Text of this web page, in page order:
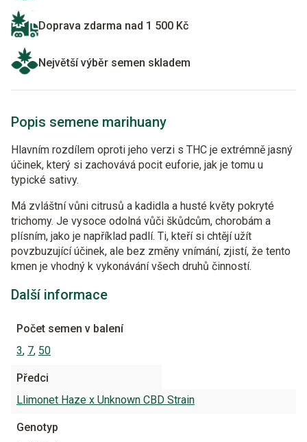
Doprava zdarma nad 1 500 Kč
Největší výběr semen skladem
Popis semene marihuany
Hlavním rozdílem oproti jeho verzi s THC je extrémně jasný
účinek, který si zachovává pocit euforie, jak je tomu u
typické sativy.
Má zvláštní vůni citrusů a kadidla a husté květy pokryté
trichomy. Je vysoce odolná vůči škůdcům, chorobám a
plísním, jako je například padlí. Ti, kteří si chtějí užít
povzbuzující účinek, ale bez změny vnímání, zjistí, že tento
kmen je vhodný k vykonávání všech druhů činností.
Další informace
Počet semen v balení
3, 7, 50
Předci
Llimonet Haze x Unknown CBD Strain
Genotyp